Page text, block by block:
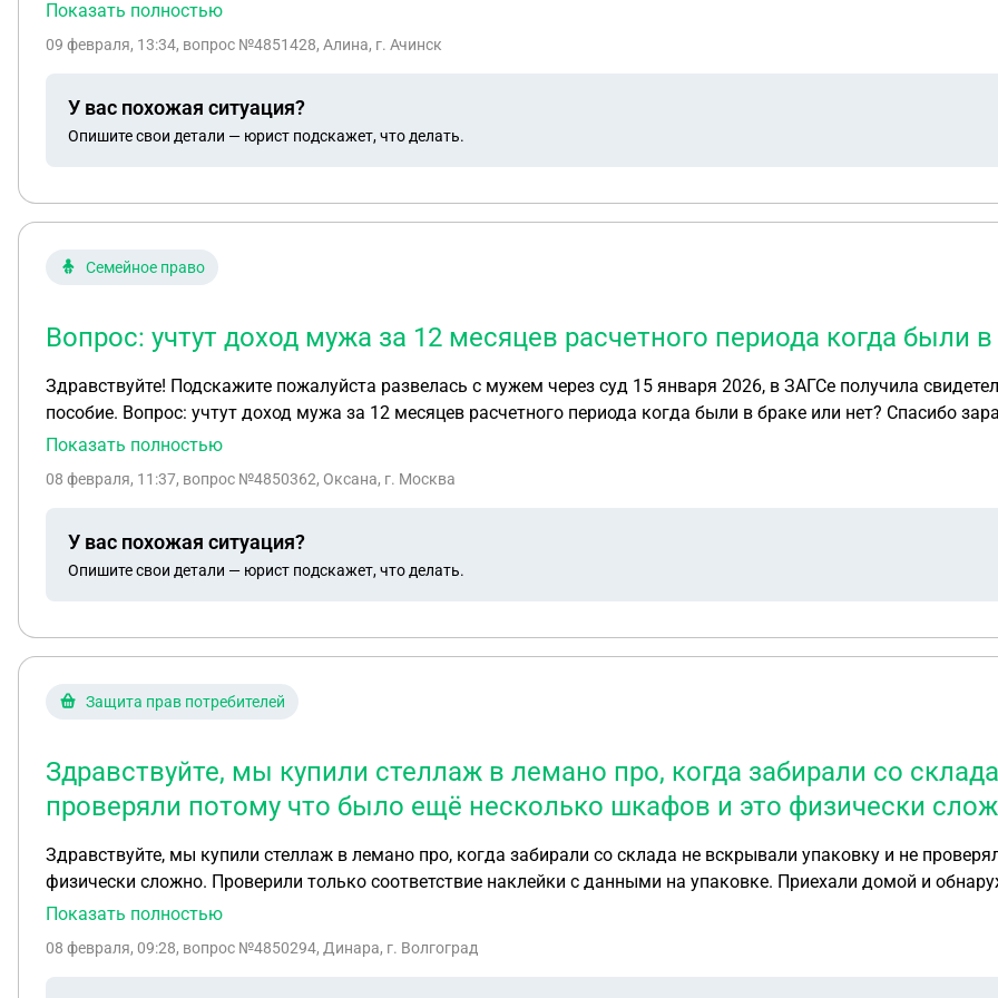
встречную накатанную полосу, сразу за поворотом меня остановливаю сотрудники ДПС и обвиняют в
Показать полностью
09 февраля, 13:34, вопрос №4851428, Алина, г. Ачинск
У вас похожая ситуация?
Опишите свои детали — юрист подскажет, что делать.
Семейное право
Вопрос: учтут доход мужа за 12 месяцев расчетного периода когда были
Здравствуйте! Подскажите пожалуйста развелась с мужем через суд 15 января 2026, в ЗАГСе получила
пособие. Вопрос: учтут доход мужа за 12 месяцев расчетного периода когда были в браке или нет? Спасибо
Показать полностью
08 февраля, 11:37, вопрос №4850362, Оксана, г. Москва
У вас похожая ситуация?
Опишите свои детали — юрист подскажет, что делать.
Защита прав потребителей
Здравствуйте, мы купили стеллаж в лемано про, когда забирали со
проверяли потому что было ещё несколько шкафов и это физически
Здравствуйте, мы купили стеллаж в лемано про, когда забирали со склада не вскрывали упаковку и не
физически сложно. Проверили только соответствие наклейки с данными на упаковке. Приехали домой и
можем вернуть товар?
Показать полностью
08 февраля, 09:28, вопрос №4850294, Динара, г. Волгоград